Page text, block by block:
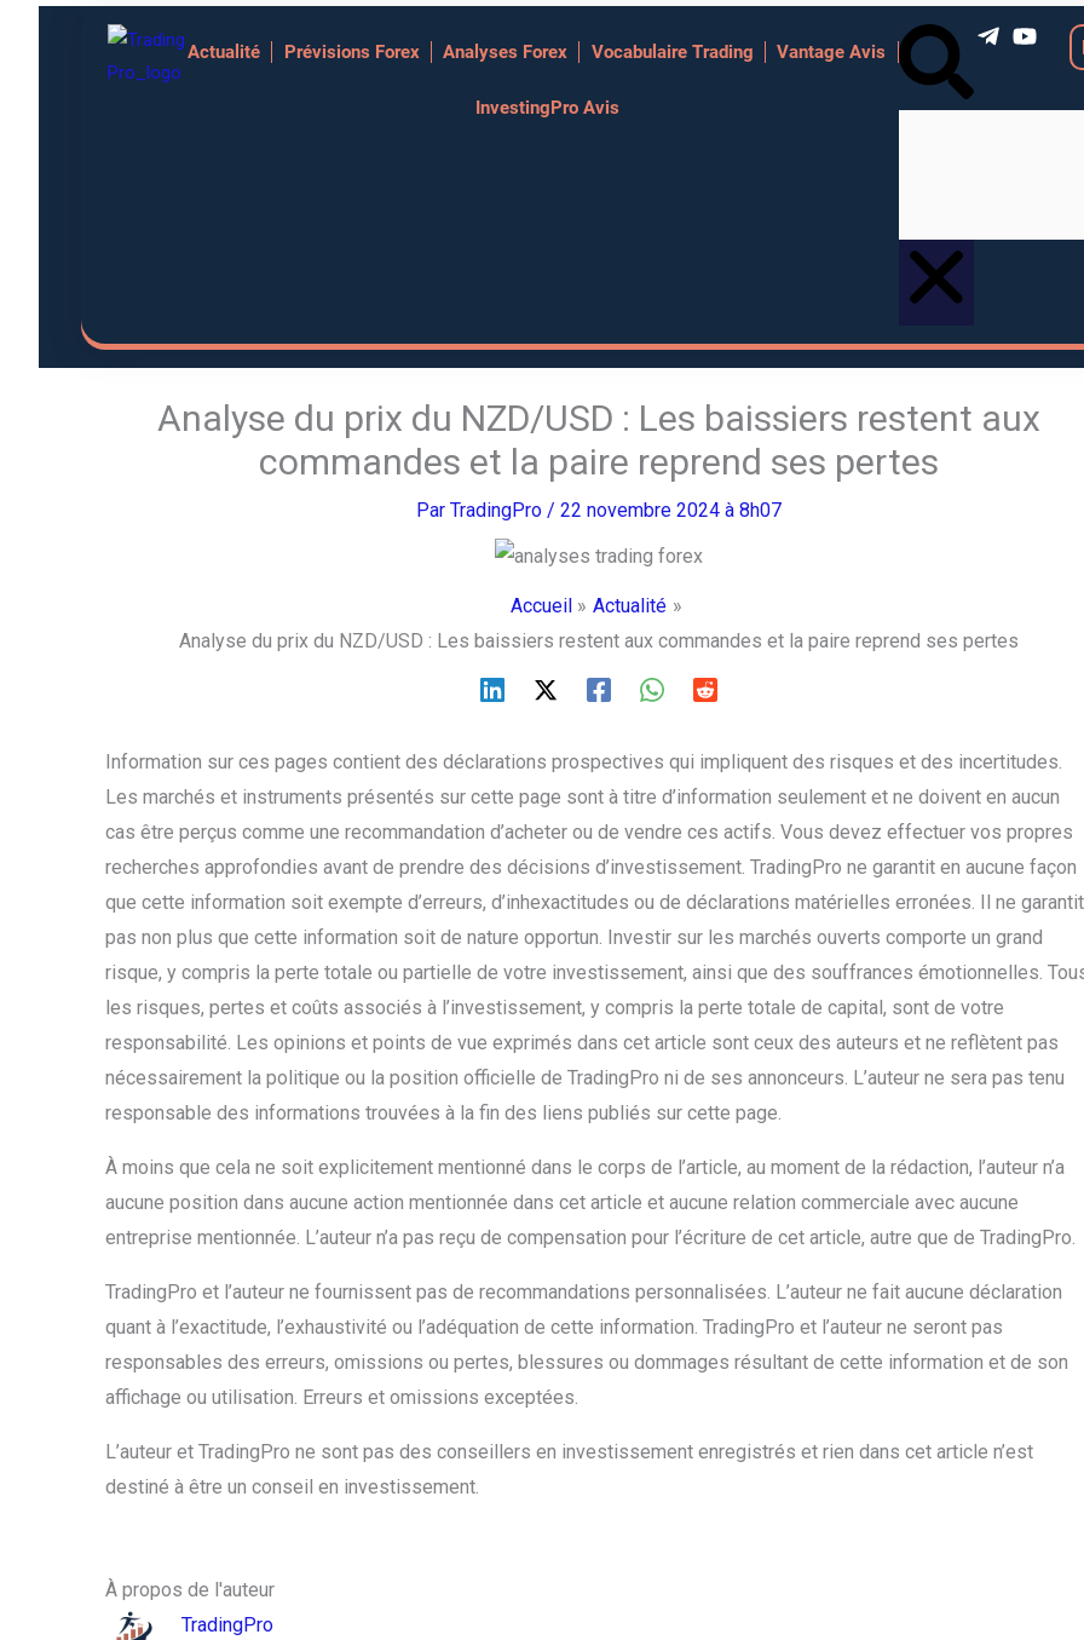
Actualité Prévisions Forex Analyses Forex Vocabulaire Trading Vantage Avis
InvestingPro Avis
R
e
c
Analyse du prix du NZD/USD : Les baissiers restent aux
commandes et la paire reprend ses pertes
ParTradingPro / 22 novembre 2024 à 8h07
Accueil
Actualité
Analyse du prix du NZD/USD : Les baissiers restent aux commandes et la paire reprend ses pertes
Information sur ces pages contient des déclarations prospectives qui impliquent des risques et des incertitudes.
Les marchés et instruments présentés sur cette page sont à titre d’information seulement et ne doivent en aucun
cas être perçus comme une recommandation d’acheter ou de vendre ces actifs. Vous devez effectuer vos propres
recherches approfondies avant de prendre des décisions d’investissement. TradingPro ne garantit en aucune façon
que cette information soit exempte d’erreurs, d’inhexactitudes ou de déclarations matérielles erronées. Il ne garantit
pas non plus que cette information soit de nature opportun. Investir sur les marchés ouverts comporte un grand
risque, y compris la perte totale ou partielle de votre investissement, ainsi que des souffrances émotionnelles.
les risques, pertes et coûts associés à l’investissement, y compris la perte totale de capital, sont de votre
responsabilité. Les opinions et points de vue exprimés dans cet article sont ceux des auteurs et ne reflètent pas
nécessairement la politique ou la position officielle de TradingPro ni de ses annonceurs. L’auteur ne sera pas tenu
responsable des informations trouvées à la fin des liens publiés sur cette page.
À moins que cela ne soit explicitement mentionné dans le corps de l’article, au moment de la rédaction, l’auteur n’a
aucune position dans aucune action mentionnée dans cet article et aucune relation commerciale avec aucune
entreprise mentionnée. L’auteur n’a pas reçu de compensation pour l’écriture de cet article, autre que de TradingPro.
TradingPro et l’auteur ne fournissent pas de recommandations personnalisées. L’auteur ne fait aucune déclaration
quant à l’exactitude, l’exhaustivité ou l’adéquation de cette information. TradingPro et l’auteur ne seront pas
responsables des erreurs, omissions ou pertes, blessures ou dommages résultant de cette information et de son
affichage ou utilisation. Erreurs et omissions exceptées.
L’auteur et TradingPro ne sont pas des conseillers en investissement enregistrés et rien dans cet article n’est
destiné à être un conseil en investissement.
À propos de l'auteur
TradingPro